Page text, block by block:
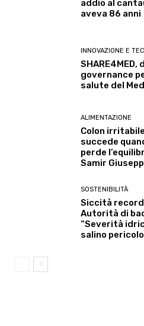
addio al
aveva 86 anni
INNOVAZIONE E
SHARE4MED,
governance
salute del
ALIMENTAZIONE
Colon
succede
perde
Samir
SOSTENIBILITÀ
Siccità
Autorità di
“Severità
salino